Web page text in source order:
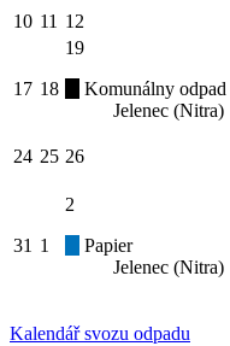
10 11 12
17 18
19
Komunálny odpad
Jelenec (Nitra)
24 25 26
31 1
2
Papier
Jelenec (Nitra)
Kalendář svozu odpadu